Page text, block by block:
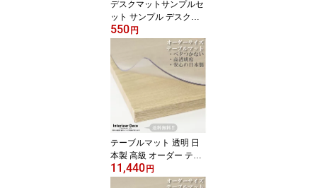
デスクマットサンプルセ
ット サンプル デスクマ
ット テーブルマット テ
ーブルクロス ビニールマ
ット コースター 透明 ク
リア オーダー オーダー
メイド オーダーサイズ
非転写 日本製 1.5mm厚
2mm厚 マット 柘産業株
式会社
550 円
テーブルマット 透明 日
本製 高級 オーダー テー
ブルクロス 非転写加工
ビニールマット デスクマ
11,440 円